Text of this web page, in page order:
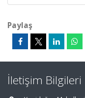
Paylaş
İletişim Bilgileri